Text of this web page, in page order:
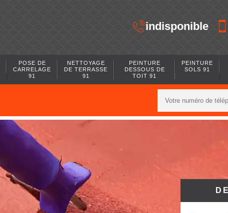
indisponible
POSE DE
CARRELAGE
91
NETTOYAGE
DE TERRASSE
91
PEINTURE
DESSOUS DE
TOIT 91
PEINTURE
SOLS 91